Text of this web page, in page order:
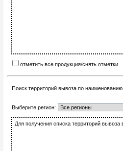
отметить все продукция/снять отметки
Поиск территорий вывоза по наименованию:
Выберите регион:
Для получения списка территорий вывоза